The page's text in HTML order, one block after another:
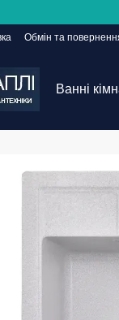
Обмін та
Ванні